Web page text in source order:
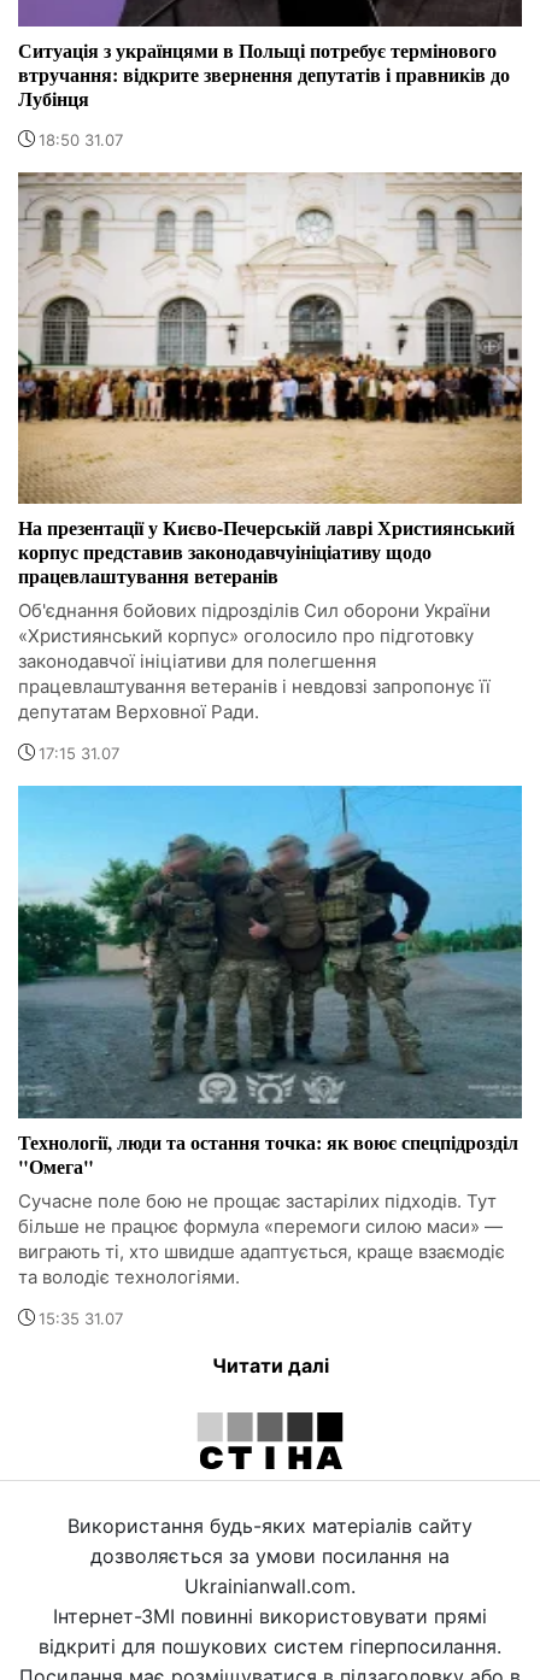
Ситуація з українцями в Польщі потребує термінового
втручання: відкрите звернення депутатів і правників до
Лубінця
18:50 31.07
На презентації у Києво-Печерській лаврі Християнський
корпус представив законодавчуініціативу щодо
працевлаштування ветеранів
Об'єднання бойових підрозділів Сил оборони України
«Християнський корпус» оголосило про підготовку
законодавчої ініціативи для полегшення
працевлаштування ветеранів і невдовзі запропонує її
депутатам Верховної Ради.
17:15 31.07
Технології, люди та остання точка: як воює спецпідрозділ
"Омега"
Сучасне поле бою не прощає застарілих підходів. Тут
більше не працює формула «перемоги силою маси» —
виграють ті, хто швидше адаптується, краще взаємодіє
та володіє технологіями.
15:35 31.07
Читати далі
Використання будь-яких матеріалів сайту
дозволяється за умови посилання на
Ukrainianwall.com.
Інтернет-ЗМІ повинні використовувати прямі
відкриті для пошукових систем гіперпосилання.